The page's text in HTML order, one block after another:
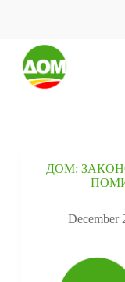
ДОМ:
December